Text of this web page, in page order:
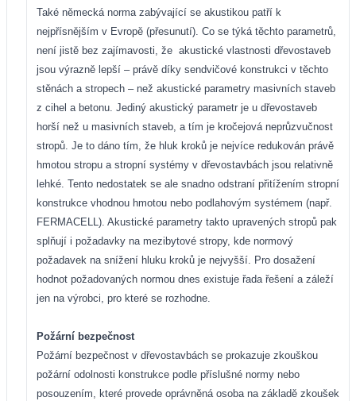
Také německá norma zabývající se akustikou patří k
nejpřísnějším v Evropě (přesunutí). Co se týká těchto parametrů,
není jistě bez zajímavosti, že akustické vlastnosti dřevostaveb
jsou výrazně lepší – právě díky sendvičové konstrukci v těchto
stěnách a stropech – než akustické parametry masivních staveb
z cihel a betonu. Jediný akustický parametr je u dřevostaveb
horší než u masivních staveb, a tím je kročejová neprůzvučnost
stropů. Je to dáno tím, že hluk kroků je nejvíce redukován právě
hmotou stropu a stropní systémy v dřevostavbách jsou relativně
lehké. Tento nedostatek se ale snadno odstraní přitížením stropní
konstrukce vhodnou hmotou nebo podlahovým systémem (např.
FERMACELL). Akustické parametry takto upravených stropů pak
splňují i požadavky na mezibytové stropy, kde normový
požadavek na snížení hluku kroků je nejvyšší. Pro dosažení
hodnot požadovaných normou dnes existuje řada řešení a záleží
jen na výrobci, pro které se rozhodne.
Požární bezpečnost
Požární bezpečnost v dřevostavbách se prokazuje zkouškou
požární odolnosti konstrukce podle příslušné normy nebo
posouzením, které provede oprávněná osoba na základě zkoušek